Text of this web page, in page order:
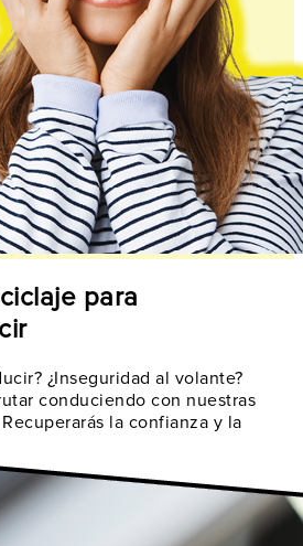
para
¿Inseguridad al volante?
conduciendo con nuestras
la confianza y la